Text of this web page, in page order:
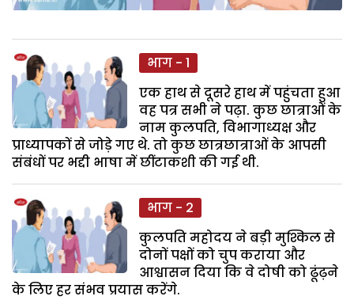
भाग - 1
एक हाथ से दूसरे हाथ में पहुंचता हुआ
वह पत्र सभी ने पढ़ा. कुछ छात्राओं के
नाम कुलपति, विभागाध्यक्ष और
प्राध्यापकों से जोड़े गए थे. तो कुछ छात्रछात्राओं के आपसी
संबंधों पर भद्दी भाषा में छींटाकशी की गई थी.
भाग - 2
कुलपति महोदय ने बड़ी मुश्किल से
दोनों पक्षों को चुप कराया और
आश्वासन दिया कि वे दोषी को ढूंढ़ने
के लिए हर संभव प्रयास करेंगे.